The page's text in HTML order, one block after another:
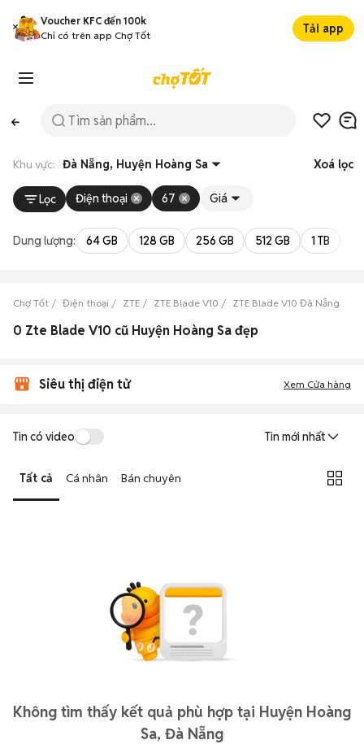
Voucher KFC đến 100k
Chỉ có trên app Chợ Tốt
Tải app
Khu vực: Đà Nẵng, Huyện Hoàng Sa Xoá lọc
Lọc Điện thoại 67 Giá
Dung lượng: 64 GB 128 GB 256 GB 512 GB 1 TB
Chợ Tốt Điện thoại ZTE ZTE Blade V10 ZTE Blade V10 Đà Nẵng
0 Zte Blade V10 cũ Huyện Hoàng Sa đẹp
Siêu thị điện tử Xem Cửa hàng
Tin có video Tin mới nhất
Tất cả Cá nhân Bán chuyên
Không tìm thấy kết quả phù hợp tại Huyện Hoàng
Sa, Đà Nẵng